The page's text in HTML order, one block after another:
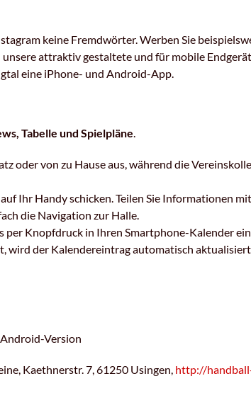
keine Fremdwörter. Werben Sie
attraktiv gestaltete und für mobile
eine iPhone- und Android-App.
Tabelle und Spielpläne.
oder von zu Hause aus, während die
Ihr Handy schicken. Teilen Sie Informationen
die Navigation zur Halle.
per Knopfdruck in Ihren Smartphone-Kalender
wird der Kalendereintrag automatisch
Android-Version
Kaethnerstr. 7, 61250 Usingen, http://